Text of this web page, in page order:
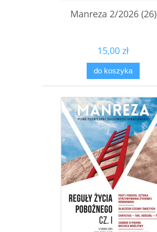
Manreza 2/2026 (26)
15,00 zł
do koszyka